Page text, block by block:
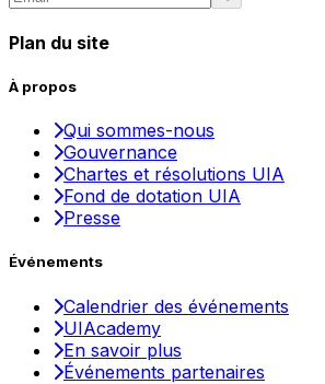
Plan du site
À propos
Qui sommes-nous
Gouvernance
Chartes et résolutions UIA
Fond de dotation UIA
Presse
Événements
Calendrier des événements
UIAcademy
En savoir plus
Événements partenaires